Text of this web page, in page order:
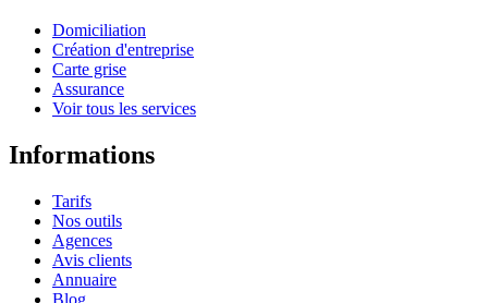
Domiciliation
Création d'entreprise
Carte grise
Assurance
Voir tous les services
Informations
Tarifs
Nos outils
Agences
Avis clients
Annuaire
Blog